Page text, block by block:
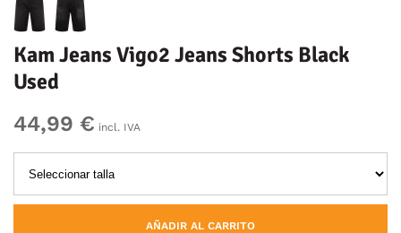
Kam Jeans Vigo2 Jeans Shorts Black
Used
44,99 € incl. IVA
AÑADIR AL CARRITO